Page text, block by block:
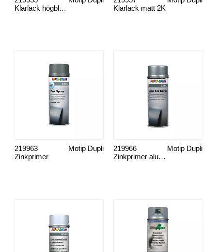
Klarlack högblank 2K Klarlack matt 2K
Zinkprimer
Motip Dupli
219963
Zinkprimer aluminium
Motip Dupli
219966